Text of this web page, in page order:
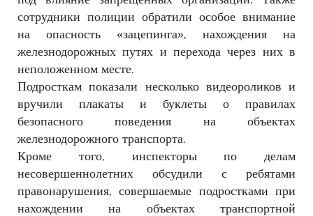
сотрудники полиции обратили особое внимание
на опасность «зацепинга», нахождения на
железнодорожных путях и перехода через них в
неположенном месте.
Подросткам показали несколько видеороликов и
вручили плакаты и буклеты о правилах
безопасного поведения на объектах
железнодорожного транспорта.
Кроме того, инспекторы по делам
несовершеннолетних обсудили с ребятами
правонарушения, совершаемые подростками при
нахождении на объектах транспортной